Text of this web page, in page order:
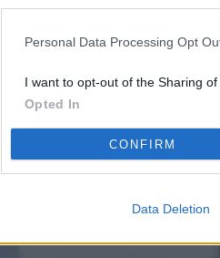
Personal Data Processing Opt
I want to opt-out of the Sharing of
Opted In
CONFIRM
Data Deletion